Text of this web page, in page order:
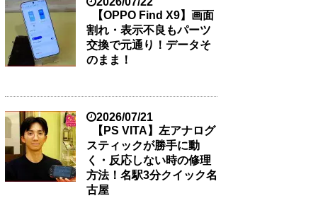
【OPPO Find X9】画面
割れ・表示不良もパーツ
交換で元通り！データそ
のまま！
2026/07/21
【PS VITA】左アナログ
スティックが勝手に動
く・反応しない時の修理
方法！名駅3分クイック名
古屋